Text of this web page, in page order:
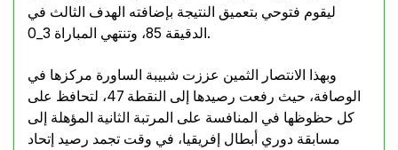
ليقوم فتوحي بتعميق النتيجة بإضافته الهدف الثالث في
الدقيقة 85، وتنتهي المباراة 3_0.
وبهذا الانتصار الثمين عززت شبيبة الساورة مركزها في
الوصافة، حيث رفعت رصيدها إلى النقطة 47، لتحافظ على
كل حظوظها في المنافسة على المرتبة الثانية المؤهلة إلى
مسابقة دوري أبطال إفريقيا، في وقت تجمد رصيد إتحاد